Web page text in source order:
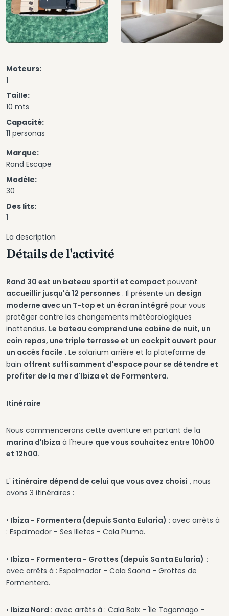
Moteurs:
1
Taille:
10 mts
Capacité:
11 personas
Marque:
Rand Escape
Modèle:
30
Des lits:
1
La description
Détails de l'activité
Rand 30 est un bateau sportif et compact pouvant
accueillir jusqu'à 12 personnes . Il présente un design
moderne avec un T-top et un écran intégré pour vous
protéger contre les changements météorologiques
inattendus. Le bateau comprend une cabine de nuit, un
coin repas, une triple terrasse et un cockpit ouvert pour
un accès facile . Le solarium arrière et la plateforme de
bain offrent suffisamment d'espace pour se détendre et
profiter de la mer d'Ibiza et de Formentera.
Itinéraire
Nous commencerons cette aventure en partant de la
marina d'Ibiza à l'heure que vous souhaitez entre 10h00
et 12h00.
L' itinéraire dépend de celui que vous avez choisi , nous
avons 3 itinéraires :
• Ibiza - Formentera (depuis Santa Eularia) : avec arrêts à
: Espalmador - Ses Illetes - Cala Pluma.
• Ibiza - Formentera - Grottes (depuis Santa Eularia) :
avec arrêts à : Espalmador - Cala Saona - Grottes de
Formentera.
• Ibiza Nord : avec arrêts à : Cala Boix - Île Tagomago -